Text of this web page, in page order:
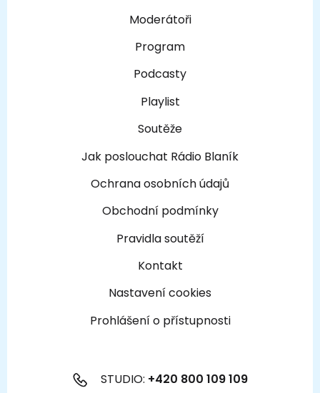
Moderátoři
Program
Podcasty
Playlist
Soutěže
Jak poslouchat Rádio Blaník
Ochrana osobních údajů
Obchodní podmínky
Pravidla soutěží
Kontakt
Nastavení cookies
Prohlášení o přístupnosti
STUDIO: +420 800 109 109